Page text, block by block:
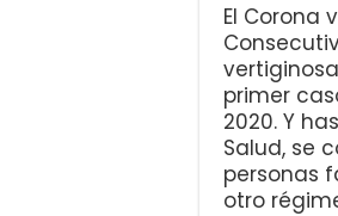
El Corona
primer
2020. Y
Salud, se
personas
otro